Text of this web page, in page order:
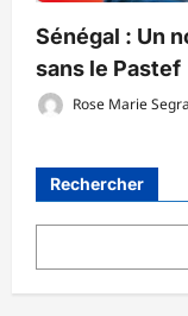
Sénégal : Un
sans le Pastef
Rose Marie
Rechercher